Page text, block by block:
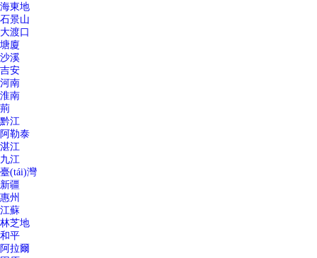
海東地
石景山
大渡口
塘廈
沙溪
吉安
河南
淮南
荊
黔江
阿勒泰
湛江
九江
臺(tái)灣
新疆
惠州
江蘇
林芝地
和平
阿拉爾